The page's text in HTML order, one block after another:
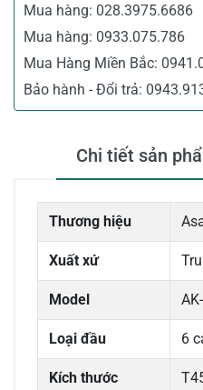
Mua hàng: 028.3975.6686
Mua hàng: 0933.075.786
Mua Hàng Miền Bắc:
Bảo hành - Đổi trả:
Chi tiết sản
Thương hiệu
Xuất xứ
Model
Loại đầu 6
Kích thước